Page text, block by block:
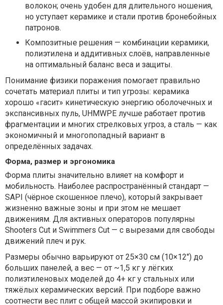
волокон; очень удобен для длительного ношения,
но уступает керамике и стали против бронебойных
патронов.
Композитные решения — комбинации керамики,
полиэтилена и аддитивных слоёв, направленные
на оптимальный баланс веса и защиты.
Понимание физики поражения помогает правильно
сочетать материал плиты и тип угрозы: керамика
хорошо «гасит» кинетическую энергию оболочечных и
экспансивных пуль, UHMWPE лучше работает против
фрагментации и многих стрелковых угроз, а сталь — как
экономичный и многопопадный вариант в
определённых задачах.
Форма, размер и эргономика
Форма плиты значительно влияет на комфорт и
мобильность. Наиболее распространённый стандарт —
SAPI (чёрное скошенное плечо), который закрывает
жизненно важные зоны и при этом не мешает
движениям. Для активных операторов популярны
Shooters Cut и Swimmers Cut — с вырезами для свободы
движений плеч и рук.
Размеры обычно варьируют от 25×30 см (10×12") до
больших панелей, а вес — от ~1,5 кг у лёгких
полиэтиленовых моделей до 4+ кг у стальных или
тяжёлых керамических версий. При подборе важно
соотнести вес плит с общей массой экипировки и